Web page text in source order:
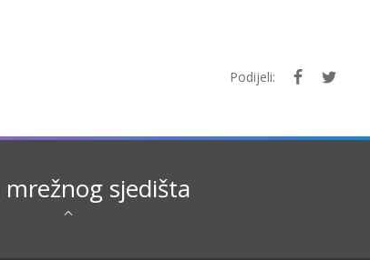
Podijeli:
mrežnog sjedišta